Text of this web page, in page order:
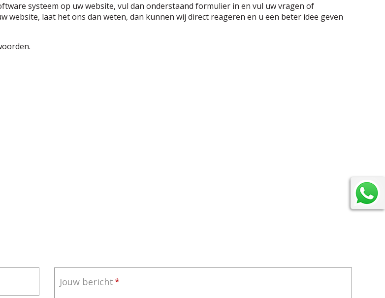
systeem op uw website, vul dan onderstaand formulier in en vul uw vragen of
website, laat het ons dan weten, dan kunnen wij direct reageren en u een beter idee geven
Jouw bericht